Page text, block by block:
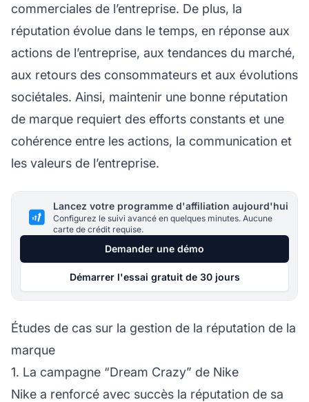
commerciales de l’entreprise. De plus, la
réputation évolue dans le temps, en réponse aux
actions de l’entreprise, aux tendances du marché,
aux retours des consommateurs et aux évolutions
sociétales. Ainsi, maintenir une bonne réputation
de marque requiert des efforts constants et une
cohérence entre les actions, la communication et
les valeurs de l’entreprise.
Lancez votre programme d'affiliation aujourd'hui
Configurez le suivi avancé en quelques minutes. Aucune
carte de crédit requise.
Demander une démo
Démarrer l'essai gratuit de 30 jours
Études de cas sur la gestion de la réputation de la
marque
1. La campagne “Dream Crazy” de Nike
Nike a renforcé avec succès la réputation de sa